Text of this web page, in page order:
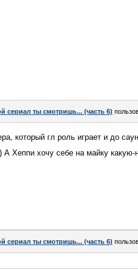
сериал ты смотришь... (часть 6)
который гл роль играет и до
А Хеппи хочу себе на майку какую-
сериал ты смотришь... (часть 6)